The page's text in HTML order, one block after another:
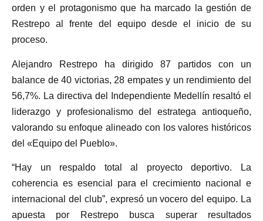
orden y el protagonismo que ha marcado la gestión de
Restrepo al frente del equipo desde el inicio de su
proceso.
Alejandro Restrepo ha dirigido 87 partidos con un
balance de 40 victorias, 28 empates y un rendimiento del
56,7%. La directiva del Independiente Medellín resaltó el
liderazgo y profesionalismo del estratega antioqueño,
valorando su enfoque alineado con los valores históricos
del «Equipo del Pueblo».
“Hay un respaldo total al proyecto deportivo. La
coherencia es esencial para el crecimiento nacional e
internacional del club”, expresó un vocero del equipo. La
apuesta por Restrepo busca superar resultados